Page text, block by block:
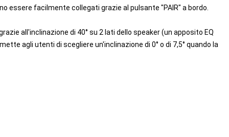
essere facilmente collegati grazie al pulsante "PAIR" a bordo.
all'inclinazione di 40° su 2 lati dello speaker (un apposito EQ
agli utenti di scegliere un'inclinazione di 0° o di 7,5° quando la